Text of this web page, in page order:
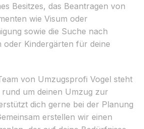
Besitzes, das Beantragen von
wie Visum oder
sowie die Suche nach
oder Kindergärten für deine
von Umzugsprofi Vogel steht
um deinen Umzug zur
dich gerne bei der Planung
erstellen wir einen